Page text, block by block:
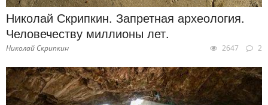
Николай Скрипкин. Запретная археология.
Человечеству миллионы лет.
Николай Скрипкин 2647 2